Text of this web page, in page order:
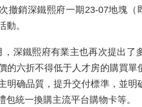
撤銷深鐵熙府一期23-07地塊（
動。
，深鐵熙府有業主也再次提出了
的六折不得低于人才房的購買單
明确品質，提升交付標準，並明
包統一換購主流平台購物卡等。